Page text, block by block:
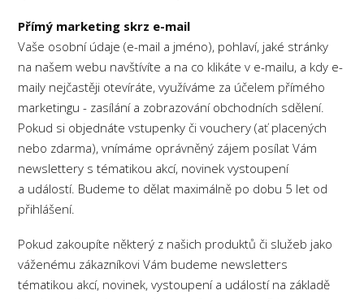
Přímý marketing skrz e-mail
Vaše osobní údaje (e-mail a jméno), pohlaví, jaké stránky
na našem webu navštívíte a na co klikáte v e-mailu, a kdy e-
maily nejčastěji otevíráte, využíváme za účelem přímého
marketingu - zasílání a zobrazování obchodních sdělení.
Pokud si objednáte vstupenky či vouchery (ať placených
nebo zdarma), vnímáme oprávněný zájem posílat Vám
newslettery s tématikou akcí, novinek vystoupení
a událostí. Budeme to dělat maximálně po dobu 5 let od
přihlášení.
Pokud zakoupíte některý z našich produktů či služeb jako
váženému zákazníkovi Vám budeme newsletters
tématikou akcí, novinek, vystoupení a událostí na základě